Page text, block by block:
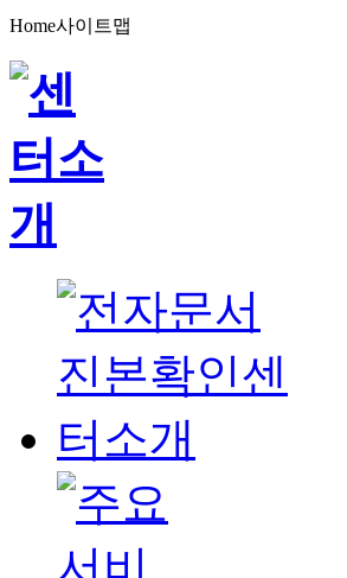
Home사이트맵